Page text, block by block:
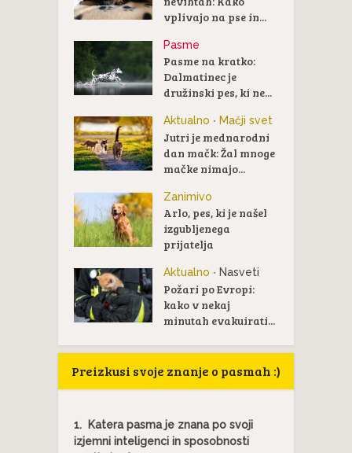
vplivajo na pse in...
Pasme
Pasme na kratko:
Dalmatinec je
družinski pes, ki ne...
Aktualno • Mačji svet
Jutri je mednarodni
dan mačk: Žal mnoge
mačke nimajo...
Zanimivo
Arlo, pes, ki je našel
izgubljenega
prijatelja
Aktualno • Nasveti
Požari po Evropi:
kako v nekaj
minutah evakuirati...
Preizkusi svoje znanje o pasmah :)
1.
Katera pasma je znana po svoji
izjemni inteligenci in sposobnosti